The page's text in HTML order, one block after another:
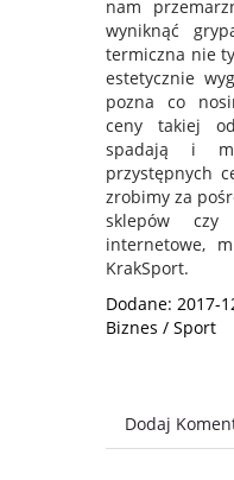
nam
wyniknąć
termiczna nie
estetycznie
pozna co
ceny takiej
spadają i
przystępnych
zrobimy za
sklepów
internetowe,
KrakSport.
Dodane: 2017-
Biznes / Sport
Dodaj